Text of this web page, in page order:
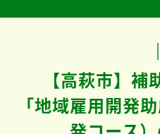
【高萩市】補
「地域雇用開発